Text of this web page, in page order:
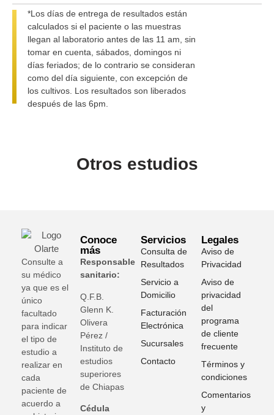
*Los días de entrega de resultados están
calculados si el paciente o las muestras
llegan al laboratorio antes de las 11 am, sin
tomar en cuenta, sábados, domingos ni
días feriados; de lo contrario se consideran
como del día siguiente, con excepción de
los cultivos. Los resultados son liberados
después de las 6pm.
Otros estudios
Consulte a
su médico
ya que es el
único
facultado
para indicar
el tipo de
estudio a
realizar en
cada
paciente de
acuerdo a
Conoce
más
Responsable
sanitario:
Q.F.B.
Glenn K
Olivera
Pérez /
Instituto de
estudios
superiores
de Chiapas
Cédula
Servicios
Consulta de
Resultados
Servicio a
Domicilio
Facturación
Electrónica
Sucursales
Contacto
Legales
Aviso de
Privacidad
Aviso de
privacidad
del
programa
de cliente
frecuente
Términos y
condiciones
Comentarios
y